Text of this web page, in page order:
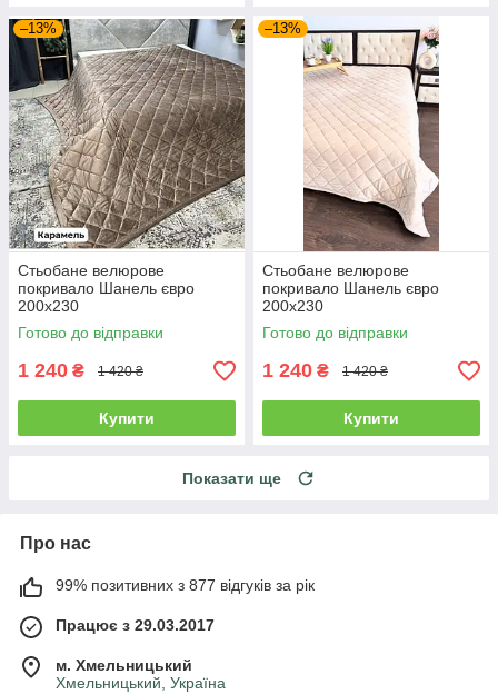
–13%
Стьобане велюрове
покривало Шанель євро
200х230
Готово до відправки
1 240 ₴ 1 420 ₴
Купити
–13%
Стьобане велюрове
покривало Шанель євро
200х230
Готово до відправки
1 240 ₴ 1 420 ₴
Купити
Показати ще
Про нас
99% позитивних з 877 відгуків за рік
Працює з 29.03.2017
м. Хмельницький
Хмельницький, Україна